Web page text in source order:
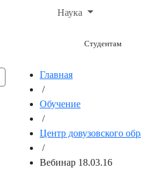
Наука
Студентам
Главная
/
Обучение
/
Центр довузовского
/
Вебинар 18.03.16